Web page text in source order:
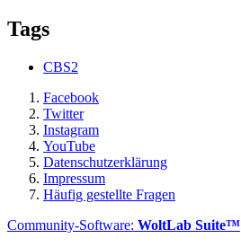
Tags
CBS2
Facebook
Twitter
Instagram
YouTube
Datenschutzerklärung
Impressum
Häufig gestellte Fragen
Community-Software: WoltLab Suite™